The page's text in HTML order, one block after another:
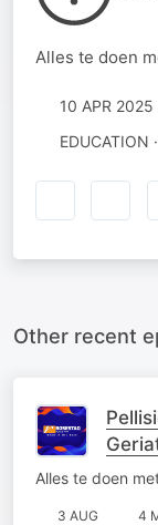
Alles te doen
10 APR 2025
EDUCATION
Other recent
Alles te doen
3 AUG 4